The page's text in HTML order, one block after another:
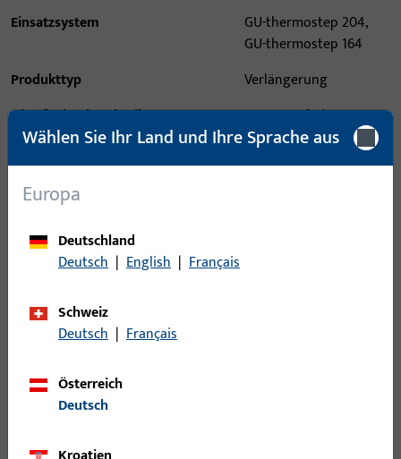
Einsatzsystem
GU-thermostep 204,
GU-thermostep 164
Produkttyp
Verlängerung
Oberflächenbeschreibung
EV1 Naturfarben
eloxiert
Bruttogewicht
2,8 KG
Verpackungseinheit
Mindestbestelleinheit
Anmeldung
Preisinformation zu erhalten oder Artikel zu bestellen
Wählen Sie Ihr Land und Ihre Sprache aus
Europa
Deutschland
Deutsch | English | Français
Schweiz
Deutsch | Français
Österreich
Deutsch